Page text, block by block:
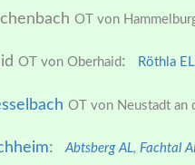
OT von
OT von Oberhaid : Röthla EL
OT von Neustadt an
: Abtsberg AL, Fachtal